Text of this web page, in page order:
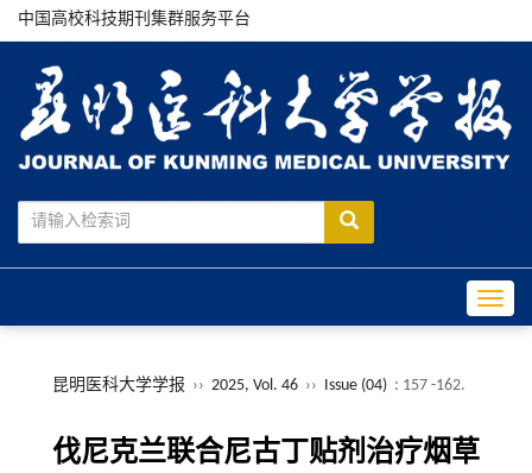
中国高校科技期刊集群服务平台
昆明医科大学学报 ›› 2025, Vol. 46 ›› Issue (04) : 157 -162.
伐尼克兰联合尼古丁贴剂治疗烟草